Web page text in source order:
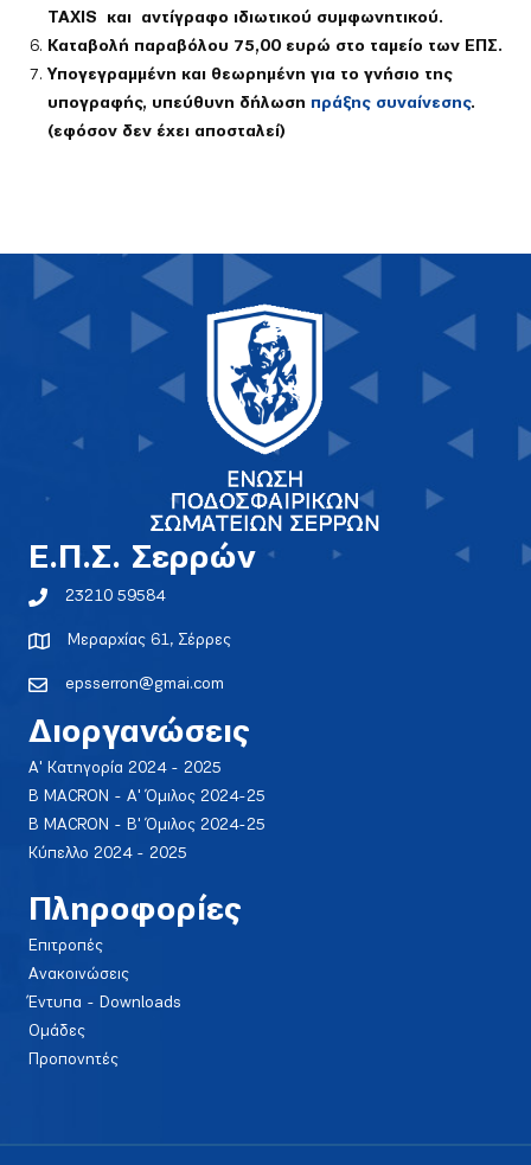
TAXIS και αντίγραφο ιδιωτικού συμφωνητικού.
Καταβολή παραβόλου 75,00 ευρώ στο ταμείο των ΕΠΣ.
Υπογεγραμμένη και θεωρημένη για το γνήσιο της
υπογραφής, υπεύθυνη δήλωση πράξης συναίνεσης.
(εφόσον δεν έχει αποσταλεί)
E.Π.Σ. Σερρών
23210 59584
Μεραρχίας 61, Σέρρες
epsserron@gmai.com
Διοργανώσεις
Α' Κατηγορία 2024 - 2025
Β MACRON - Α' Όμιλος 2024-25
Β MACRON - Β' Όμιλος 2024-25
Κύπελλο 2024 - 2025
Πληροφορίες
Επιτροπές
Ανακοινώσεις
Έντυπα - Downloads
Ομάδες
Προπονητές